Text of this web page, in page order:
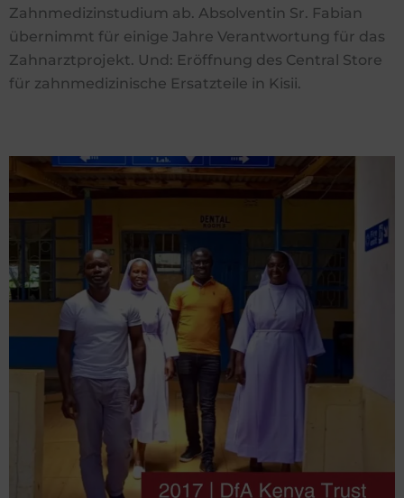
Zahnmedizinstudium ab. Absolventin Sr. Fabian
übernimmt für einige Jahre Verantwortung für das
Zahnarztprojekt. Und: Eröffnung des Central Store
für zahnmedizinische Ersatzteile in Kisii.